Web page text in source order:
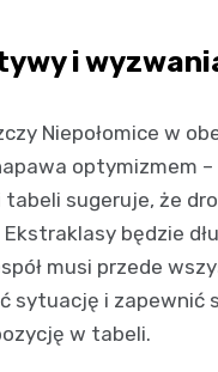
i
Niepołomice w
optymizmem
tabeli sugeruje, że
będzie
musi przede
sytuację i zapewnić
w tabeli.